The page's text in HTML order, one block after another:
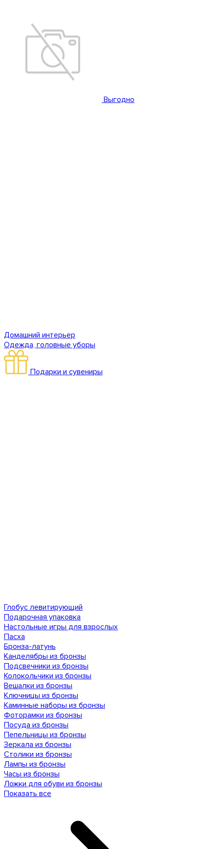
Выгодно
Домашний интерьер
Одежда, головные уборы
Подарки и сувениры
Глобус левитирующий
Подарочная упаковка
Настольные игры для взрослых
Пасха
Бронза-латунь
Канделябры из бронзы
Подсвечники из бронзы
Колокольчики из бронзы
Вешалки из бронзы
Ключницы из бронзы
Каминные наборы из бронзы
Фоторамки из бронзы
Посуда из бронзы
Пепельницы из бронзы
Зеркала из бронзы
Столики из бронзы
Лампы из бронзы
Часы из бронзы
Ложки для обуви из бронзы
Показать все